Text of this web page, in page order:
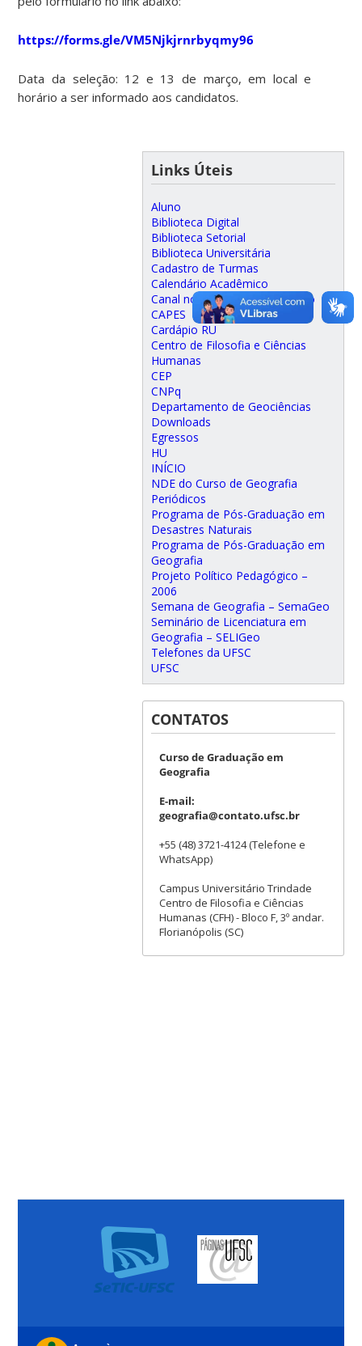
https://forms.gle/VM5Njkjrnrbyqmy96
Data da seleção: 12 e 13 de março, em local e
horário a ser informado aos candidatos.
Links Úteis
Aluno
Biblioteca Digital
Biblioteca Setorial
Biblioteca Universitária
Cadastro de Turmas
Calendário Acadêmico
Canal no Youtube da SemaGeo
CAPES
Cardápio RU
Centro de Filosofia e Ciências
Humanas
CEP
CNPq
Departamento de Geociências
Downloads
Egressos
HU
INÍCIO
NDE do Curso de Geografia
Periódicos
Programa de Pós-Graduação em
Desastres Naturais
Programa de Pós-Graduação em
Geografia
Projeto Político Pedagógico –
2006
Semana de Geografia – SemaGeo
Seminário de Licenciatura em
Geografia – SELIGeo
Telefones da UFSC
UFSC
CONTATOS
Curso de Graduação em
Geografia
E-mail:
geografia@contato.ufsc.br
+55 (48) 3721-4124 (Telefone e
WhatsApp)
Campus Universitário Trindade
Centro de Filosofia e Ciências
Humanas (CFH) - Bloco F, 3º andar.
Florianópolis (SC)